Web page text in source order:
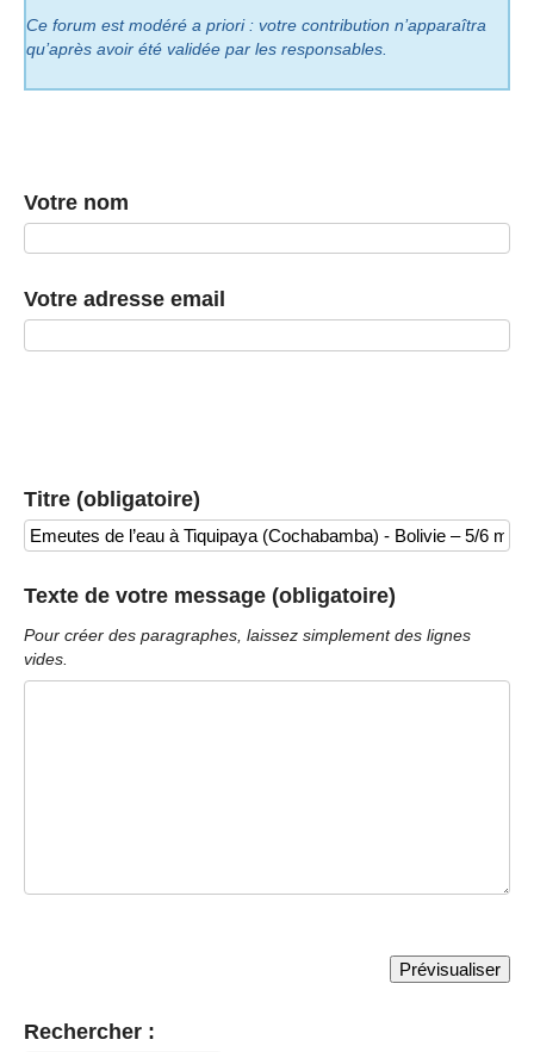
Ce forum est modéré a priori : votre contribution n’apparaîtra
qu’après avoir été validée par les responsables.
Votre nom
Votre adresse email
Titre (obligatoire)
Texte de votre message (obligatoire)
Pour créer des paragraphes, laissez simplement des lignes
vides.
Rechercher :